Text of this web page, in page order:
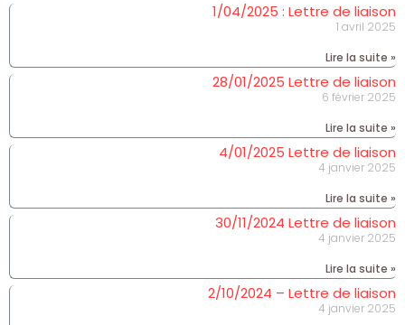
1/04/2025 : Lettre de liaison
1 avril 2025
Lire la suite »
28/01/2025 Lettre de liaison
6 février 2025
Lire la suite »
4/01/2025 Lettre de liaison
4 janvier 2025
Lire la suite »
30/11/2024 Lettre de liaison
4 janvier 2025
Lire la suite »
2/10/2024 – Lettre de liaison
4 janvier 2025